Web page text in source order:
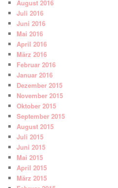
August 2016
Juli 2016
Juni 2016
Mai 2016
April 2016
März 2016
Februar 2016
Januar 2016
Dezember 2015
November 2015
Oktober 2015
September 2015
August 2015
Juli 2015
Juni 2015
Mai 2015
April 2015
März 2015